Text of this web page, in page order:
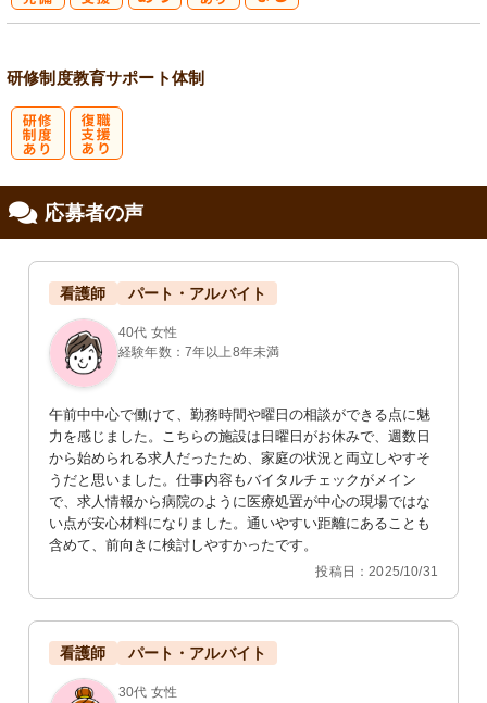
研修制度教育サポート体制
応募者の声
看護師 パート・アルバイト
40代 女性
経験年数：7年以上8年未満
午前中中心で働けて、勤務時間や曜日の相談ができる点に魅
力を感じました。こちらの施設は日曜日がお休みで、週数日
から始められる求人だったため、家庭の状況と両立しやすそ
うだと思いました。仕事内容もバイタルチェックがメイン
で、求人情報から病院のように医療処置が中心の現場ではな
い点が安心材料になりました。通いやすい距離にあることも
含めて、前向きに検討しやすかったです。
投稿日：2025/10/31
看護師 パート・アルバイト
30代 女性